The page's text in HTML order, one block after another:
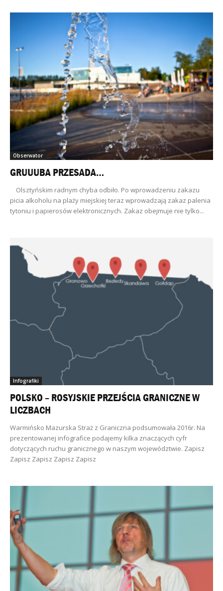
Obserwator
GRUUUBA PRZESADA…
Olsztyńskim radnym chyba odbiło. Po wprowadzeniu zakazu
picia alkoholu na plaży miejskiej teraz wprowadzają zakaz palenia
tytoniu i papierosów elektronicznych. Zakaz obejmuje nie tylko...
Infografiki
POLSKO – ROSYJSKIE PRZEJŚCIA GRANICZNE W
LICZBACH
Warmińsko Mazurska Straż z Graniczna podsumowała 2016r. Na
prezentowanej infografice podajemy kilka znaczących cyfr
dotyczących ruchu granicznego w naszym województwie. Zapisz
Zapisz Zapisz Zapisz Zapisz